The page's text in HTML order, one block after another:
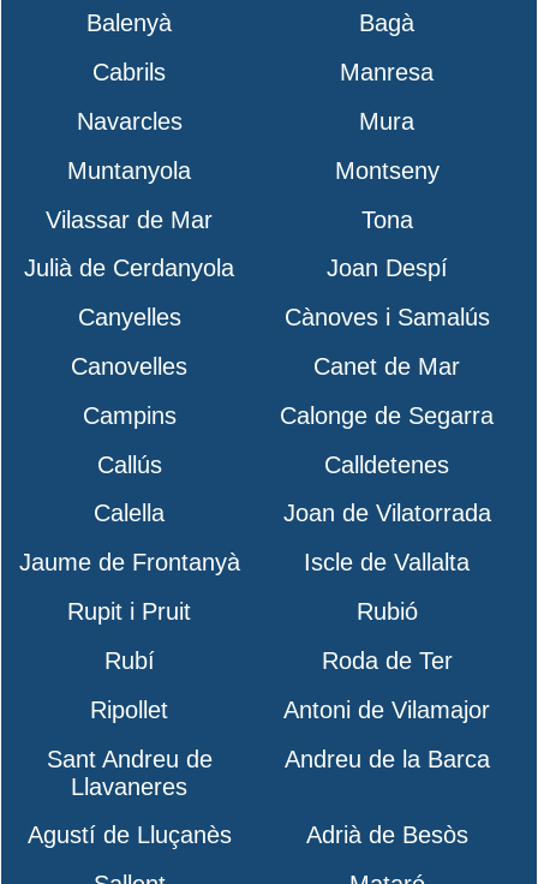
Balenyà
Bagà
Cabrils
Manresa
Navarcles
Mura
Muntanyola
Montseny
Vilassar de Mar
Tona
Julià de Cerdanyola
Joan Despí
Canyelles
Cànoves i Samalús
Canovelles
Canet de Mar
Campins
Calonge de Segarra
Callús
Calldetenes
Calella
Joan de Vilatorrada
Jaume de Frontanyà
Iscle de Vallalta
Rupit i Pruit
Rubió
Rubí
Roda de Ter
Ripollet
Antoni de Vilamajor
Sant Andreu de
Llavaneres
Andreu de la Barca
Agustí de Lluçanès
Adrià de Besòs